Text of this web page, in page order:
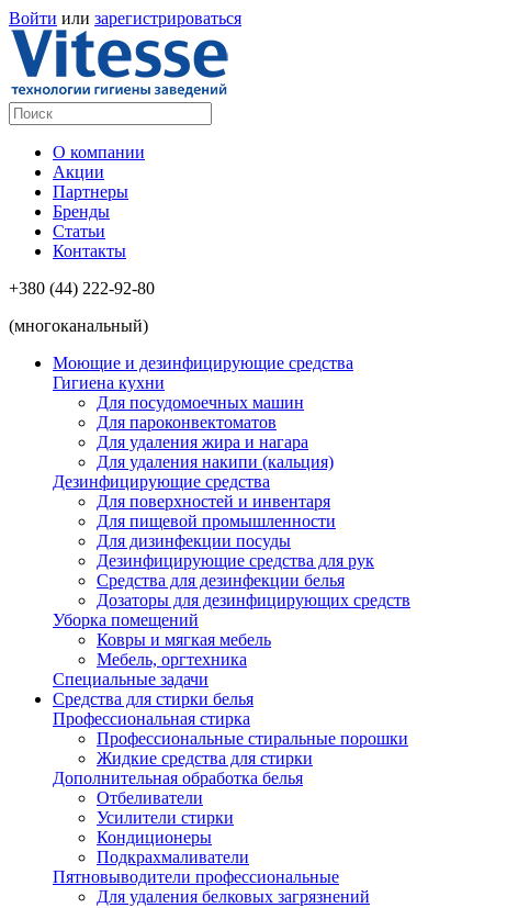
Войти или зарегистрироваться
О компании
Акции
Партнеры
Бренды
Статьи
Контакты
+380 (44) 222-92-80
(многоканальный)
Моющие и дезинфицирующие средства
Гигиена кухни
Для посудомоечных машин
Для пароконвектоматов
Для удаления жира и нагара
Для удаления накипи (кальция)
Дезинфицирующие средства
Для поверхностей и инвентаря
Для пищевой промышленности
Для дизинфекции посуды
Дезинфицирующие средства для рук
Cредства для дезинфекции белья
Дозаторы для дезинфицирующих средств
Уборка помещений
Ковры и мягкая мебель
Мебель, оргтехника
Специальные задачи
Средства для стирки белья
Профессиональная стирка
Профессиональные стиральные порошки
Жидкие средства для стирки
Дополнительная обработка белья
Отбеливатели
Усилители стирки
Кондиционеры
Подкрахмаливатели
Пятновыводители профессиональные
Для удаления белковых загрязнений